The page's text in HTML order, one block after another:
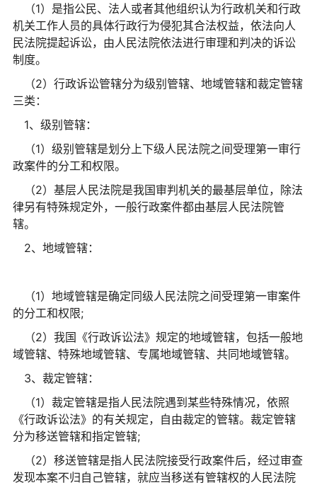
（1）是指公民、法人或者其他组织认为行政机关和行政
机关工作人员的具体行政行为侵犯其合法权益，依法向人
民法院提起诉讼，由人民法院依法进行审理和判决的诉讼
制度。
（2）行政诉讼管辖分为级别管辖、地域管辖和裁定管辖
三类：
1、级别管辖：
（1）级别管辖是划分上下级人民法院之间受理第一审行
政案件的分工和权限。
（2）基层人民法院是我国审判机关的最基层单位，除法
律另有特殊规定外，一般行政案件都由基层人民法院管
辖。
2、地域管辖：
（1）地域管辖是确定同级人民法院之间受理第一审案件
的分工和权限;
（2）我国《行政诉讼法》规定的地域管辖，包括一般地
域管辖、特殊地域管辖、专属地域管辖、共同地域管辖。
3、裁定管辖：
（1）裁定管辖是指人民法院遇到某些特殊情况，依照
《行政诉讼法》的有关规定，自由裁定的管辖。裁定管辖
分为移送管辖和指定管辖;
（2）移送管辖是指人民法院接受行政案件后，经过审查
发现本案不归自己管辖，就应当移送有管辖权的人民法院